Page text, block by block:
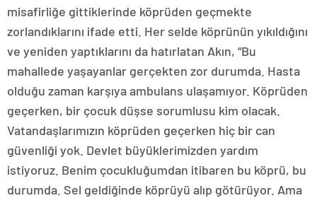
misafirliğe gittiklerinde köprüden geçmekte
zorlandıklarını ifade etti. Her selde köprünün yıkıldığını
ve yeniden yaptıklarını da hatırlatan Akın, “Bu
mahallede yaşayanlar gerçekten zor durumda. Hasta
olduğu zaman karşıya ambulans ulaşamıyor. Köprüden
geçerken, bir çocuk düşse sorumlusu kim olacak.
Vatandaşlarımızın köprüden geçerken hiç bir can
güvenliği yok. Devlet büyüklerimizden yardım
istiyoruz. Benim çocukluğumdan itibaren bu köprü, bu
durumda. Sel geldiğinde köprüyü alıp götürüyor. Ama